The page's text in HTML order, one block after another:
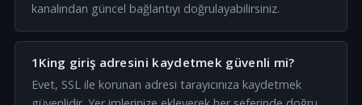
kanalından güncel bağlantıyı doğrulayabilirsiniz.
1King giriş adresini kaydetmek güvenli mi?
Evet, SSL ile korunan adresi tarayıcınıza kaydetmek